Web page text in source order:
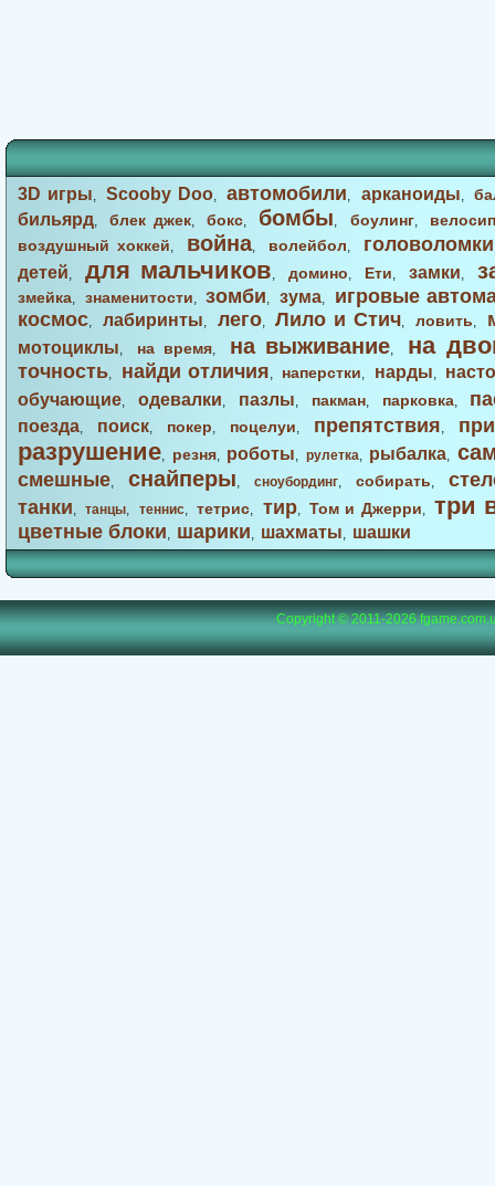
3D игры,Scooby Doo,автомобили, арканоиды,
бильярд,блек джек,бокс, бомбы, боулинг,
воздушный хоккей, война, волейбол, головоломки
детей, для мальчиков, домино, Ети, замки,
змейка, знаменитости,зомби, зума,
игровые
космос, лабиринты, лего,Лило и Стич,ловить,
мотоциклы, на время, на выживание, на
точность, найди отличия, наперстки, нарды,
обучающие, одевалки, пазлы, пакман, парковка,
поезда, поиск, покер, поцелуи, препятствия,
разрушение, резня, роботы, рулетка, рыбалка,
смешные, снайперы, сноубординг, собирать,
танки,танцы, теннис,тетрис, тир,Том и Джерри, три
цветные блоки, шарики, шахматы, шашки
Copyright © 2011-2026